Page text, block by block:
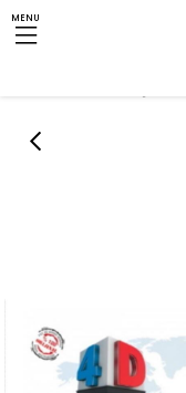
MENU
İÇ & DIŞ